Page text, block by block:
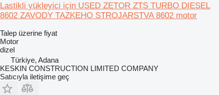
Lastikli yükleyici için USED ZETOR ZTS TURBO DIESEL
8602 ZAVODY TAZKEHO STROJARSTVA 8602 motor
Talep üzerine fiyat
Motor
dizel
Türkiye, Adana
KESKIN CONSTRUCTION LIMITED COMPANY
Satıcıyla iletişime geç